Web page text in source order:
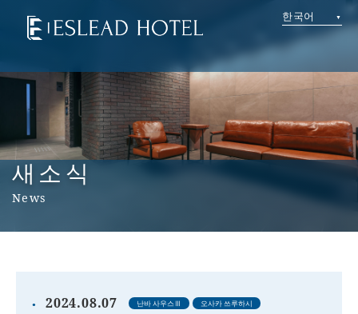
한국어
새소식
News
2024.08.07 난바 사우스Ⅲ 오사카 쓰루하시